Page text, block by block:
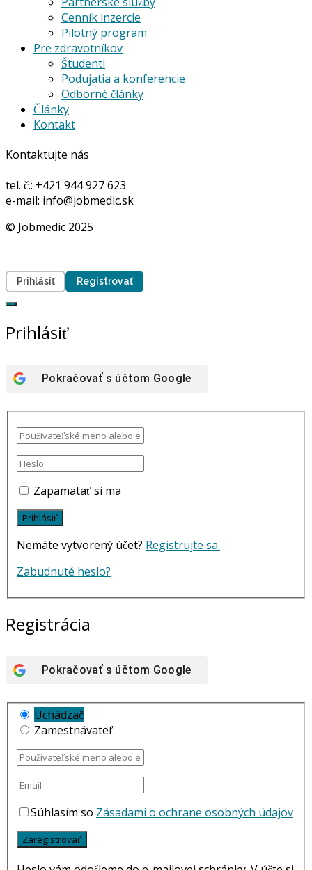
Cenník inzercie
Pilotný program
Pre zdravotníkov
Študenti
Podujatia a konferencie
Odborné články
Články
Kontakt
Kontaktujte nás
tel. č.: +421 944 927 623
e-mail: info@jobmedic.sk
© Jobmedic 2025
Prihlásiť Registrovať
Prihlásiť
Pokračovať s účtom Google
Zapamätať si ma
Nemáte vytvorený účet? Registrujte sa.
Zabudnuté heslo?
Registrácia
Pokračovať s účtom Google
Uchádzač
Zamestnávateľ
Súhlasím so Zásadami o ochrane osobných údajov